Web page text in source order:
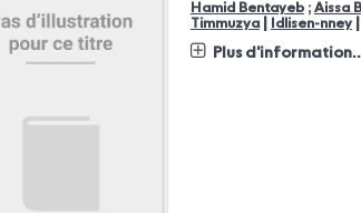
Hamid Bentayeb; Aissa
Timmuzya| Idlisen-nney|
Plus